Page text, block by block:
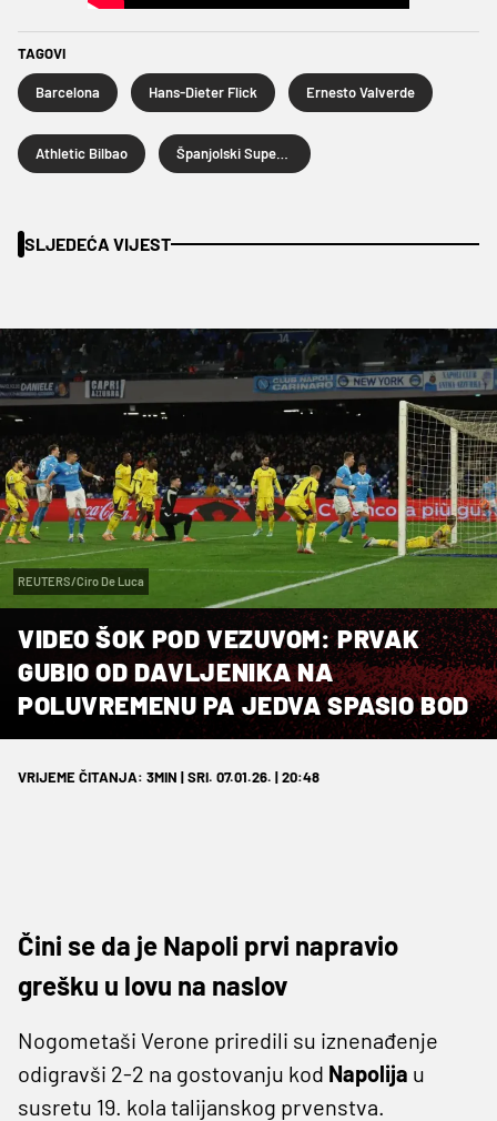
TAGOVI
Barcelona Hans-Dieter Flick Ernesto Valverde
Athletic Bilbao
SLJEDEĆA VIJEST
REUTERS/Ciro De Luca
VIDEO ŠOK POD VEZUVOM: PRVAK
GUBIO OD DAVLJENIKA NA
POLUVREMENU PA JEDVA SPASIO BOD
VRIJEME ČITANJA: 3MIN | SRI. 07.01.26. | 20:48
Čini se da je Napoli prvi napravio
grešku u lovu na naslov
Nogometaši Verone priredili su iznenađenje
odigravši 2-2 na gostovanju kod Napolija u
susretu 19. kola talijanskog prvenstva.